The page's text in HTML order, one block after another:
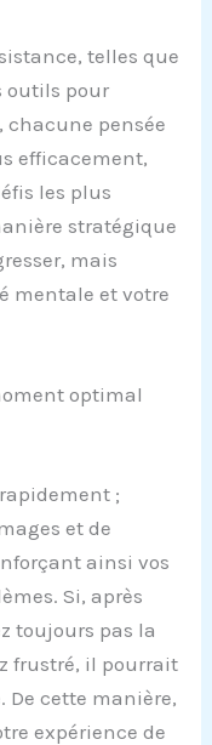
telles que
outils pour
chacune pensée
efficacement,
les plus
stratégique
mais
mentale et votre
optimal
;
et de
ainsi vos
Si, après
toujours pas la
frustré, il pourrait
De cette manière,
expérience de